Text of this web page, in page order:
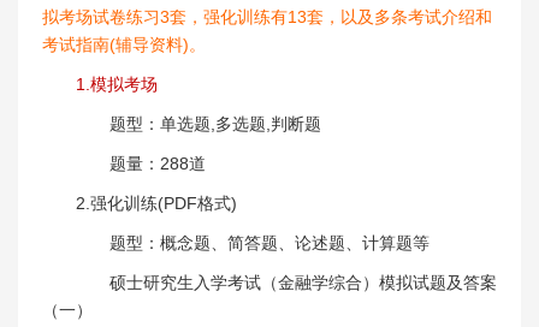
拟考场试卷练习3套，强化训练有13套，以及多条考试介绍和
考试指南(辅导资料)。
1.模拟考场
题型：单选题,多选题,判断题
题量：288道
2.强化训练(PDF格式)
题型：概念题、简答题、论述题、计算题等
硕士研究生入学考试（金融学综合）模拟试题及答案
（一）